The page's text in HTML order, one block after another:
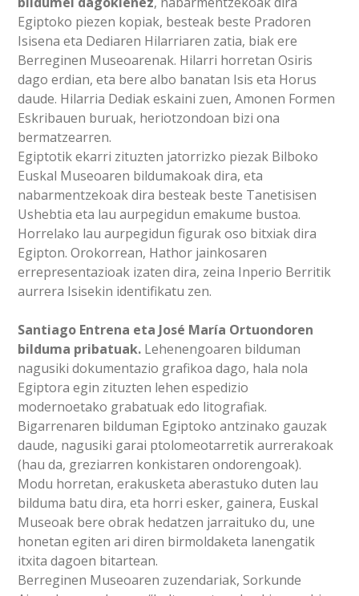
Egiptoko piezen kopiak, besteak beste Pradoren
Isisena eta Dediaren Hilarriaren zatia, biak ere
Berreginen Museoarenak. Hilarri horretan Osiris
dago erdian, eta bere albo banatan Isis eta Horus
daude. Hilarria Dediak eskaini zuen, Amonen Formen
Eskribauen buruak, heriotzondoan bizi ona
bermatzearren.
Egiptotik ekarri zituzten jatorrizko piezak Bilboko
Euskal Museoaren bildumakoak dira, eta
nabarmentzekoak dira besteak beste Tanetisisen
Ushebtia eta lau aurpegidun emakume bustoa.
Horrelako lau aurpegidun figurak oso bitxiak dira
Egipton. Orokorrean, Hathor jainkosaren
errepresentazioak izaten dira, zeina Inperio Berritik
aurrera Isisekin identifikatu zen.
Santiago Entrena eta José María Ortuondoren
bilduma pribatuak. Lehenengoaren bilduman
nagusiki dokumentazio grafikoa dago, hala nola
Egiptora egin zituzten lehen espedizio
modernoetako grabatuak edo litografiak.
Bigarrenaren bilduman Egiptoko antzinako gauzak
daude, nagusiki garai ptolomeotarretik aurrerakoak
(hau da, greziarren konkistaren ondorengoak).
Modu horretan, erakusketa aberastuko duten lau
bilduma batu dira, eta horri esker, gainera, Euskal
Museoak bere obrak hedatzen jarraituko du, une
honetan egiten ari diren birmoldaketa lanengatik
itxita dagoen bitartean.
Berreginen Museoaren zuzendariak, Sorkunde